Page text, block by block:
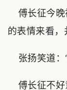
傅长征今晚
的表情来看，
张扬笑道：
傅长征不好